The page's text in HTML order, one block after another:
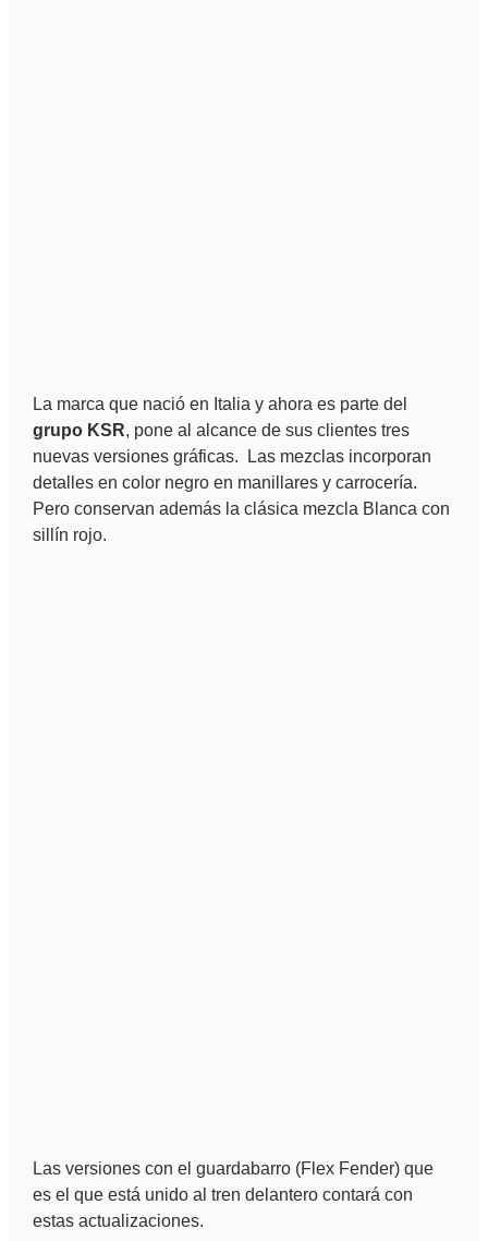
La marca que nació en Italia y ahora es parte del
grupo KSR, pone al alcance de sus clientes tres
nuevas versiones gráficas. Las mezclas incorporan
detalles en color negro en manillares y carrocería.
Pero conservan además la clásica mezcla Blanca con
sillín rojo.
Las versiones con el guardabarro (Flex Fender) que
es el que está unido al tren delantero contará con
estas actualizaciones.